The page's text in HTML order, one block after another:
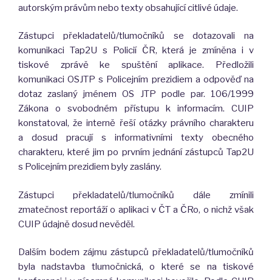
autorským právům nebo texty obsahující citlivé údaje.
Zástupci překladatelů/tlumočníků se dotazovali na
komunikaci Tap2U s Policií ČR, která je zmíněna i v
tiskové zprávě ke spuštění aplikace. Předložili
komunikaci OSJTP s Policejním prezidiem a odpověď na
dotaz zaslaný jménem OS JTP podle par. 106/1999
Zákona o svobodném přístupu k informacím. CUIP
konstatoval, že interně řeší otázky právního charakteru
a dosud pracují s informativními texty obecného
charakteru, které jim po prvním jednání zástupců Tap2U
s Policejním prezidiem byly zaslány.
Zástupci překladatelů/tlumočníků dále zmínili
zmatečnost reportáží o aplikaci v ČT a ČRo, o nichž však
CUIP údajně dosud nevěděl.
Dalším bodem zájmu zástupců překladatelů/tlumočníků
byla nadstavba tlumočnická, o které se na tiskové